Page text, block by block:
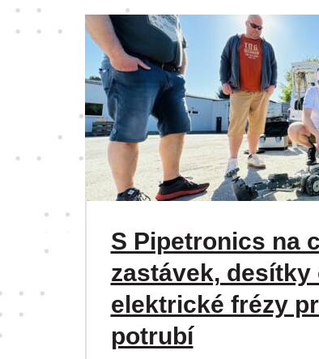
S Pipetronics na
zastávek, desítky
elektrické frézy
potrubí